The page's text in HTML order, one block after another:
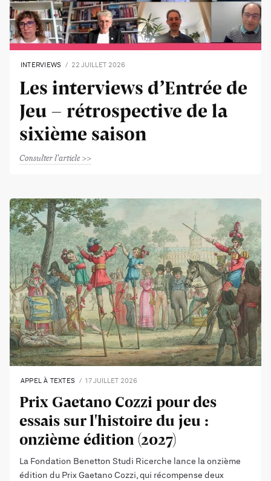
INTERVIEWS 22 JUILLET 2026
Les interviews d’Entrée de
Jeu - rétrospective de la
sixième saison
Consulter l'article
APPEL À TEXTES 17 JUILLET 2026
Prix Gaetano Cozzi pour des
essais sur l'histoire du jeu :
onzième édition (2027)
La Fondation Benetton Studi Ricerche lance la onzième
édition du Prix Gaetano Cozzi, qui récompense deux